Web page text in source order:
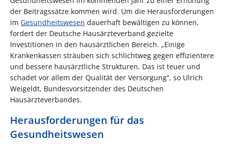
der Beitragssätze kommen wird. Um die Herausforderungen
im Gesundheitswesen dauerhaft bewältigen zu können,
fordert der Deutsche Hausärzteverband gezielte
Investitionen in den hausärztlichen Bereich. „Einige
Krankenkassen sträuben sich schlichtweg gegen effizientere
und bessere hausärztliche Strukturen. Das ist teuer und
schadet vor allem der Qualität der Versorgung“, so Ulrich
Weigeldt, Bundesvorsitzender des Deutschen
Hausärzteverbandes.
Herausforderungen für das
Gesundheitswesen